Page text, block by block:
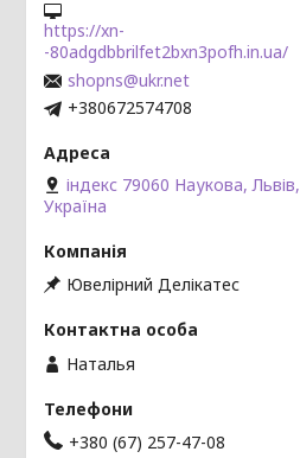
https://xn-
-80adgdbbrilfet2bxn3pofh.in.ua/
shopns@ukr.net
+380672574708
індекс 79060 Наукова, Львів,
Україна
Ювелірний Делікатес
Наталья
+380 (67) 257-47-08